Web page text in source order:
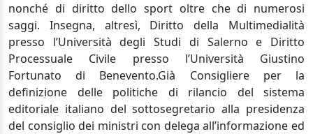
nonché di diritto dello sport oltre che di numerosi
saggi.
Insegna, altresì, Diritto della Multimedialità
presso l’Università degli Studi di Salerno e Diritto
Processuale Civile presso l’Università Giustino
Fortunato di Benevento.Già Consigliere per la
definizione delle politiche di rilancio del sistema
editoriale italiano del sottosegretario alla presidenza
del consiglio dei ministri con delega all’informazione ed